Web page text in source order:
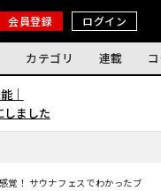
会員登録 ログイン
カテゴリ 連載
｜
しました
覚！ サウナフェスでわかったブー